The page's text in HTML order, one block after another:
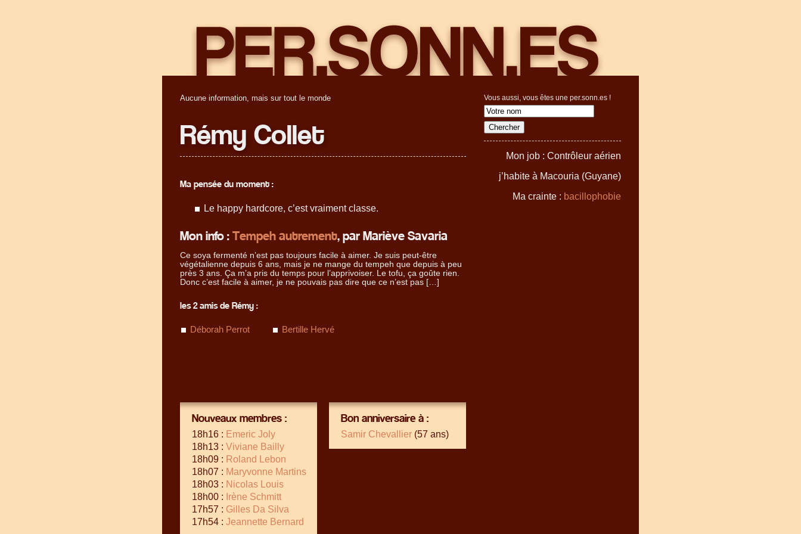
Aucune information, mais sur tout le monde
Rémy Collet
Vous aussi, vous êtes une per.sonn.es !
Mon job : Contrôleur aérien
j’habite à Macouria (Guyane)
Ma crainte : bacillophobie
Ma pensée du moment :
Le happy hardcore, c’est vraiment classe.
Mon info :Tempeh autrement, par Mariève Savaria
Ce soya fermenté n’est pas toujours facile à aimer. Je suis peut-être
végétalienne depuis 6 ans, mais je ne mange du tempeh que depuis à peu
près 3 ans. Ça m’a pris du temps pour l’apprivoiser. Le tofu, ça goûte rien.
Donc c’est facile à aimer, je ne pouvais pas dire que ce n’est pas […]
les 2 amis de Rémy :
Déborah Perrot Bertille Hervé
Nouveaux membres :
18h16 : Emeric Joly
18h13 : Viviane Bailly
18h09 : Roland Lebon
18h07 : Maryvonne Martins
18h03 : Nicolas Louis
18h00 : Irène Schmitt
17h57 : Gilles Da Silva
17h54 : Jeannette Bernard
Bon anniversaire à :
Samir Chevallier (57 ans)